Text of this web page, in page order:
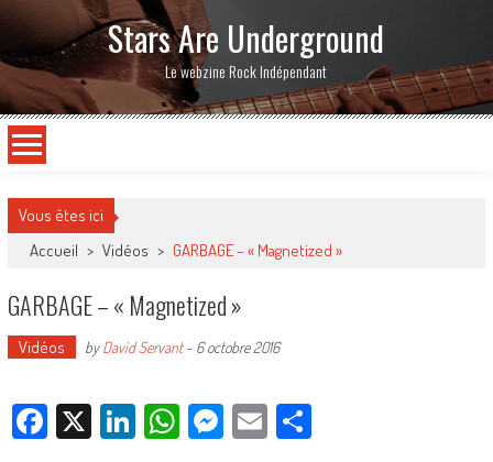
Stars Are Underground
Le webzine Rock Indépendant
Vous êtes ici
Accueil > Vidéos > GARBAGE – « Magnetized »
GARBAGE – « Magnetized »
Vidéos byDavid Servant- 6 octobre 2016
Facebook
X LinkedIn
WhatsApp
Messenger
EmailPartager